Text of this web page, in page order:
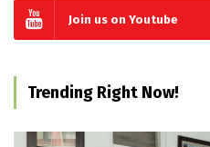
Join us on Youtube
Trending Right Now!